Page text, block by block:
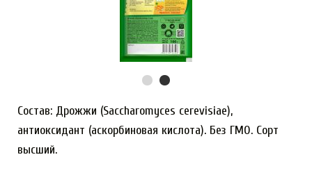
Состав: Дрожжи (Saccharomyces cerevisiae),
антиоксидант (аскорбиновая кислота). Без ГМО. Сорт
высший.